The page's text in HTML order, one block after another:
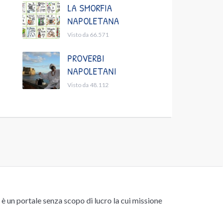
LA SMORFIA
NAPOLETANA
Visto da 66.571
PROVERBI
NAPOLETANI
Visto da 48.112
portale senza scopo di lucro la cui missione